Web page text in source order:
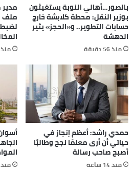
بالصور…أهالي النوبة يستغيثون
بوزير النقل: محطة كلابشة خارج
حسابات التطوير.. و«الحجز» يثير
الدهشة
منذ 56 دقيقة
مدير
ملف
منذ 11 ساعة
حمدي راشد: أعظم إنجاز في
حياتي أن أرى معلمًا نجح وطالبًا
أصبح صاحب رسالة
منذ 14 ساعة منذ 3 أيام